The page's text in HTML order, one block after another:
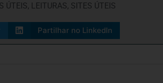
ÚTEIS, LEITURAS, SITES ÚTEIS
Partilhar no LinkedIn